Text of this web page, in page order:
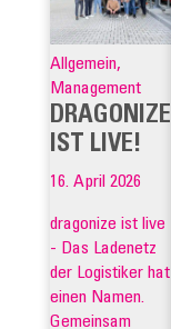
Allgemein,
Management
DRAGONIZE
IST LIVE!
16. April 2026
dragonize ist live
- Das Ladenetz
der Logistiker hat
einen Namen.
Gemeinsam